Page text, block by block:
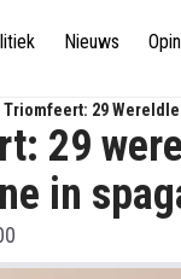
Nieuws
Triomfeert: 29
29
in